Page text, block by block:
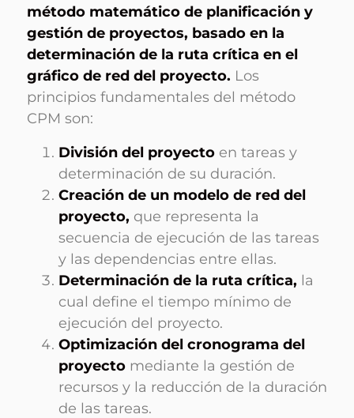
método matemático de planificación y
gestión de proyectos, basado en la
determinación de la ruta crítica en el
gráfico de red del proyecto. Los
principios fundamentales del método
CPM son:
División del proyecto en tareas y
determinación de su duración.
Creación de un modelo de red del
proyecto, que representa la
secuencia de ejecución de las tareas
y las dependencias entre ellas.
Determinación de la ruta crítica, la
cual define el tiempo mínimo de
ejecución del proyecto.
Optimización del cronograma del
proyecto mediante la gestión de
recursos y la reducción de la duración
de las tareas.